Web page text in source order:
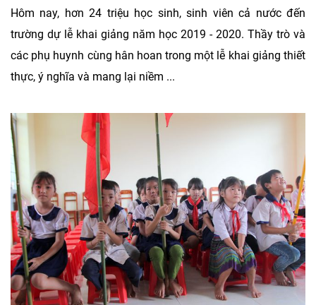
Hôm nay, hơn 24 triệu học sinh, sinh viên cả nước đến
trường dự lễ khai giảng năm học 2019 - 2020. Thầy trò và
các phụ huynh cùng hân hoan trong một lễ khai giảng thiết
thực, ý nghĩa và mang lại niềm ...